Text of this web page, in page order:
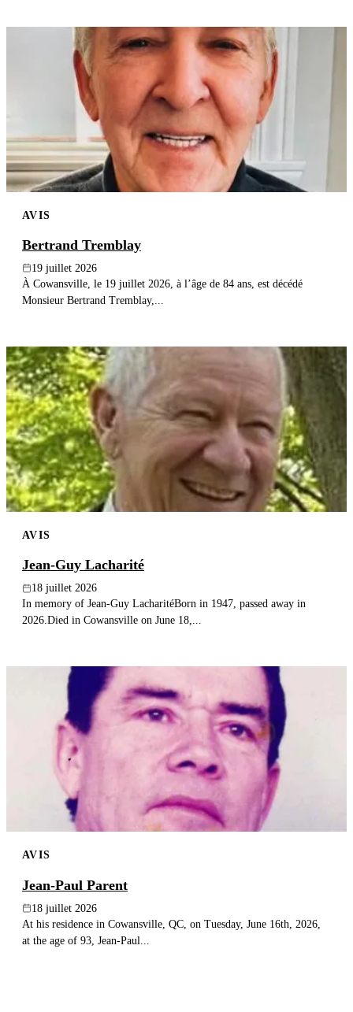
AVIS
Bertrand Tremblay
19 juillet 2026
À Cowansville, le 19 juillet 2026, à l’âge de 84 ans, est décédé
Monsieur Bertrand Tremblay,...
AVIS
Jean-Guy Lacharité
18 juillet 2026
In memory of Jean-Guy LacharitéBorn in 1947, passed away in
2026.Died in Cowansville on June 18,...
AVIS
Jean-Paul Parent
18 juillet 2026
At his residence in Cowansville, QC, on Tuesday, June 16th, 2026,
at the age of 93, Jean-Paul...